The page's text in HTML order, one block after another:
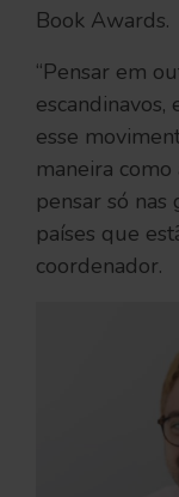
Book Awards.
“Pensar em
esse
maneira
pensar só nas
países que
coordenador.